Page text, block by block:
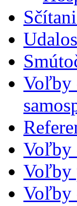
Voľby
Voľby
Voľby
Voľby